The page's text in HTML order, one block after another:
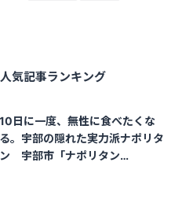
人気記事ランキング
10日に一度、無性に食べたくな
る。宇部の隠れた実力派ナポリタ
ン 宇部市「ナポリタン